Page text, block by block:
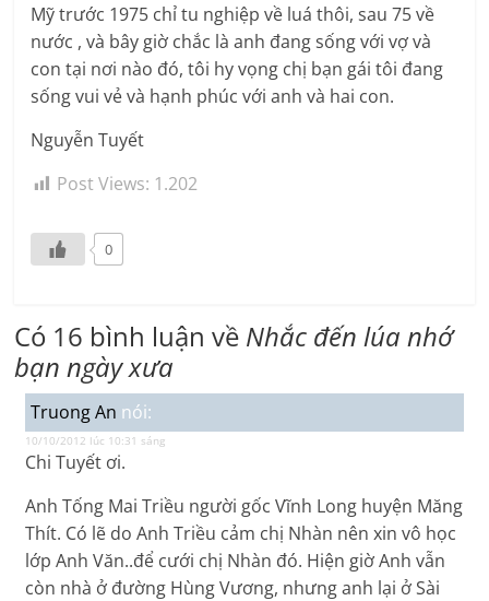
Mỹ trước 1975 chỉ tu nghiệp về luá thôi, sau 75 về
nước , và bây giờ chắc là anh đang sống với vợ và
con tại nơi nào đó, tôi hy vọng chị bạn gái tôi đang
sống vui vẻ và hạnh phúc với anh và hai con.
Nguyễn Tuyết
Post Views: 1.202
0
Có 16 bình luận về Nhắc đến lúa nhớ
bạn ngày xưa
Truong An nói:
10/10/2012 lúc 10:31 sáng
Chi Tuyết ơi.
Anh Tống Mai Triều người gốc Vĩnh Long huyện Măng
Thít. Có lẽ do Anh Triều cảm chị Nhàn nên xin vô học
lớp Anh Văn..để cưới chị Nhàn đó. Hiện giờ Anh vẫn
còn nhà ở đường Hùng Vương, nhưng anh lại ở Sài